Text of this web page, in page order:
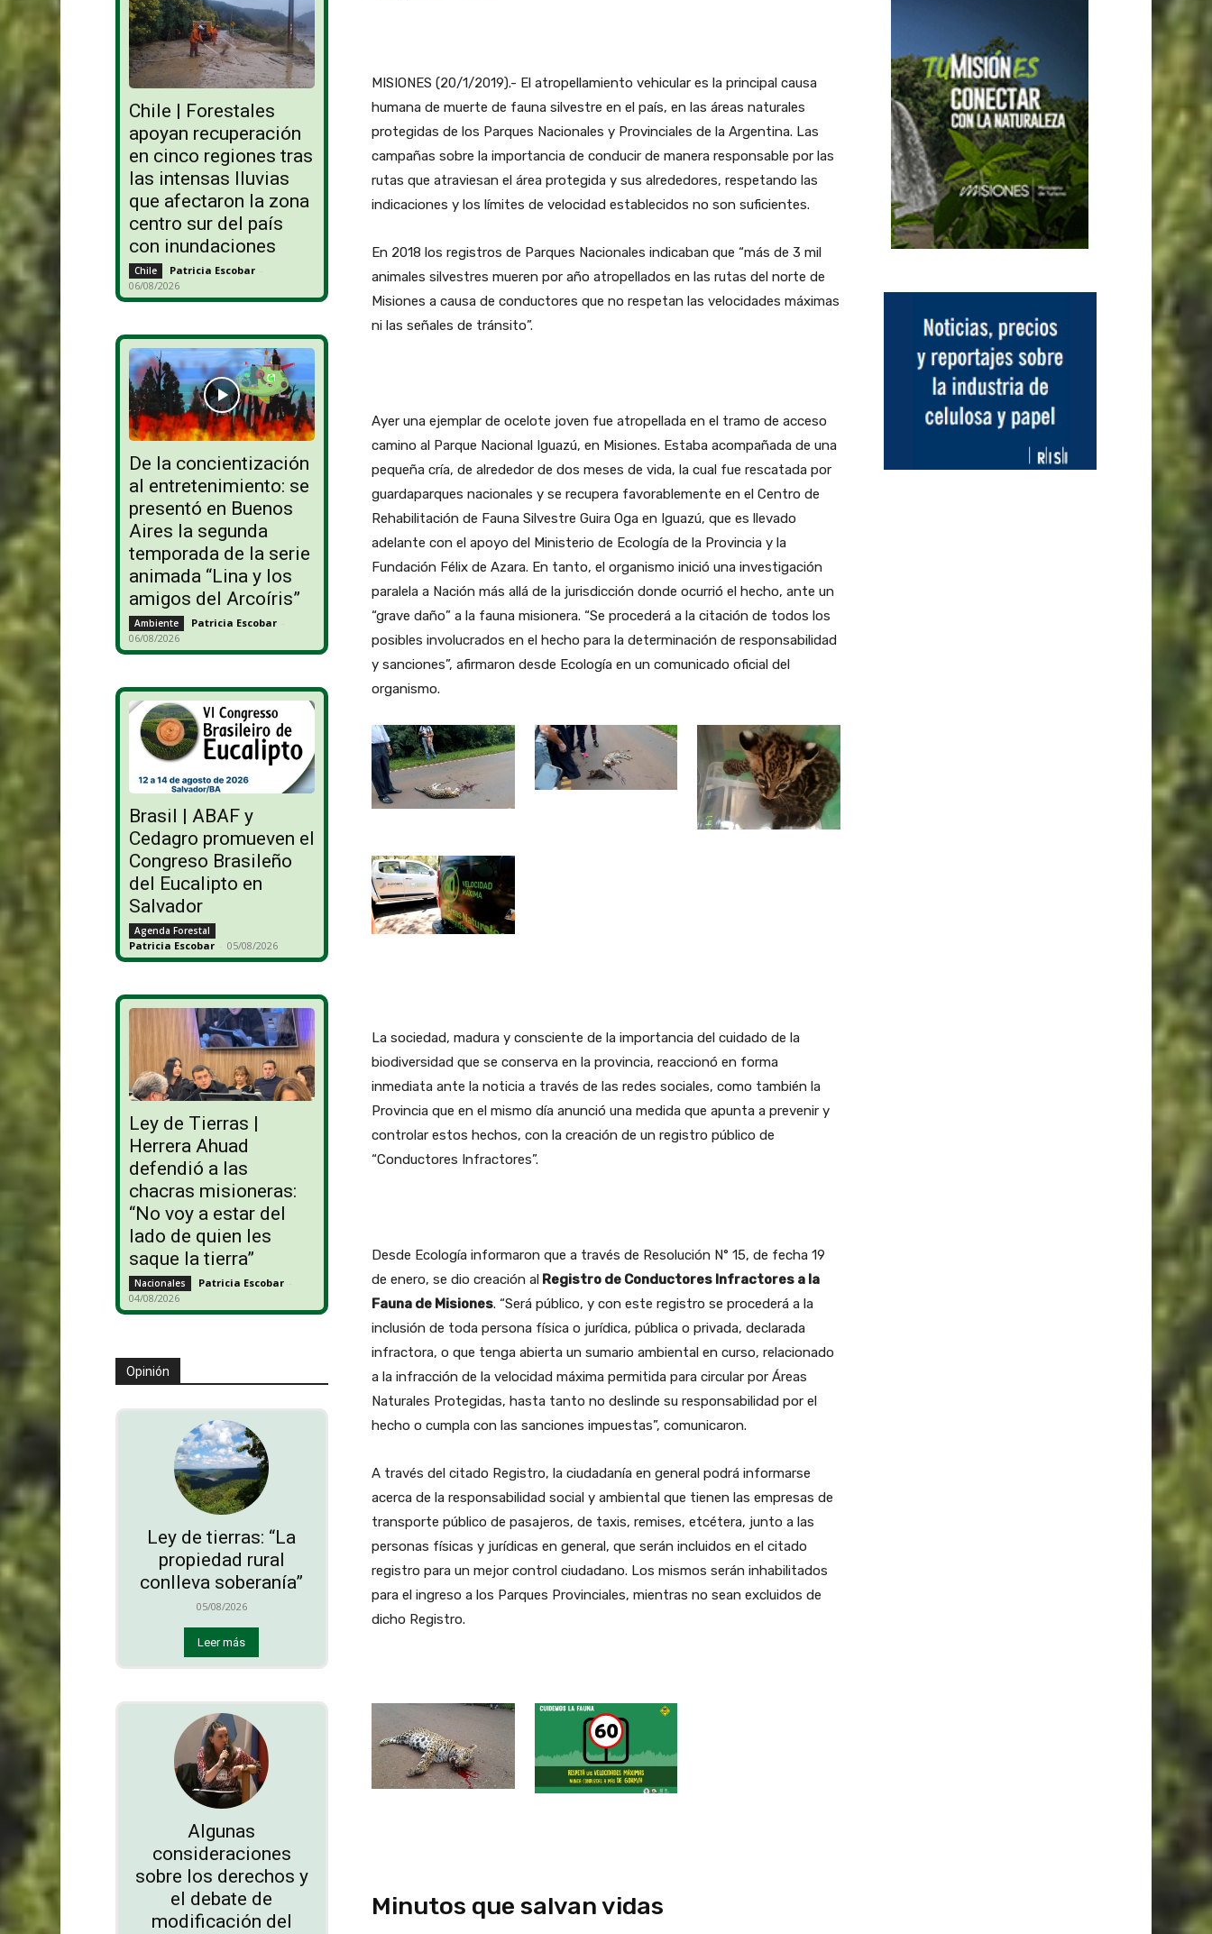
Chile | Forestales
apoyan recuperación
en cinco regiones tras
las intensas lluvias
que afectaron la zona
centro sur del país
con inundaciones
Chile Patricia Escobar -
06/08/2026
De la concientización
al entretenimiento: se
presentó en Buenos
Aires la segunda
temporada de la serie
animada “Lina y los
amigos del Arcoíris”
Ambiente Patricia Escobar -
06/08/2026
Brasil | ABAF y
Cedagro promueven el
Congreso Brasileño
del Eucalipto en
Salvador
Agenda Forestal
Patricia Escobar - 05/08/2026
Ley de Tierras |
Herrera Ahuad
defendió a las
chacras misioneras:
“No voy a estar del
lado de quien les
saque la tierra”
Nacionales Patricia Escobar -
04/08/2026
Opinión
Ley de tierras: “La
propiedad rural
conlleva soberanía”
05/08/2026
Leer más
Algunas
consideraciones
sobre los derechos y
el debate de
modificación del
MISIONES (20/1/2019).- El atropellamiento vehicular es la principal causa
humana de muerte de fauna silvestre en el país, en las áreas naturales
protegidas de los Parques Nacionales y Provinciales de la Argentina. Las
campañas sobre la importancia de conducir de manera responsable por las
rutas que atraviesan el área protegida y sus alrededores, respetando las
indicaciones y los límites de velocidad establecidos no son suficientes.
En 2018 los registros de Parques Nacionales indicaban que “más de 3 mil
animales silvestres mueren por año atropellados en las rutas del norte de
Misiones a causa de conductores que no respetan las velocidades máximas
ni las señales de tránsito”.
Ayer una ejemplar de ocelote joven fue atropellada en el tramo de acceso
camino al Parque Nacional Iguazú, en Misiones. Estaba acompañada de una
pequeña cría, de alrededor de dos meses de vida, la cual fue rescatada por
guardaparques nacionales y se recupera favorablemente en el Centro de
Rehabilitación de Fauna Silvestre Guira Oga en Iguazú, que es llevado
adelante con el apoyo del Ministerio de Ecología de la Provincia y la
Fundación Félix de Azara. En tanto, el organismo inició una investigación
paralela a Nación más allá de la jurisdicción donde ocurrió el hecho, ante un
“grave daño” a la fauna misionera. “Se procederá a la citación de todos los
posibles involucrados en el hecho para la determinación de responsabilidad
y sanciones”, afirmaron desde Ecología en un comunicado oficial del
organismo.
La sociedad, madura y consciente de la importancia del cuidado de la
biodiversidad que se conserva en la provincia, reaccionó en forma
inmediata ante la noticia a través de las redes sociales, como también la
Provincia que en el mismo día anunció una medida que apunta a prevenir y
controlar estos hechos, con la creación de un registro público de
“Conductores Infractores”.
Desde Ecología informaron que a través de Resolución N° 15, de fecha 19
de enero, se dio creación alRegistro de Conductores Infractores a la
Fauna de Misiones. “Será público, y con este registro se procederá a la
inclusión de toda persona física o jurídica, pública o privada, declarada
infractora, o que tenga abierta un sumario ambiental en curso, relacionado
a la infracción de la velocidad máxima permitida para circular por Áreas
Naturales Protegidas, hasta tanto no deslinde su responsabilidad por el
hecho o cumpla con las sanciones impuestas”, comunicaron.
A través del citado Registro, la ciudadanía en general podrá informarse
acerca de la responsabilidad social y ambiental que tienen las empresas de
transporte público de pasajeros, de taxis, remises, etcétera, junto a las
personas físicas y jurídicas en general, que serán incluidos en el citado
registro para un mejor control ciudadano. Los mismos serán inhabilitados
para el ingreso a los Parques Provinciales, mientras no sean excluidos de
dicho Registro.
Minutos que salvan vidas